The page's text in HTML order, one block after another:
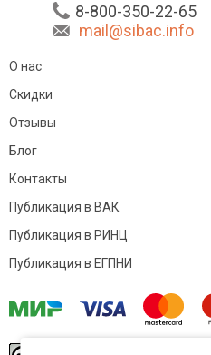
8-800-350-22-65
mail@sibac.info
О нас
Скидки
Отзывы
Блог
Контакты
Публикация в ВАК
Публикация в РИНЦ
Публикация в ЕГПНИ